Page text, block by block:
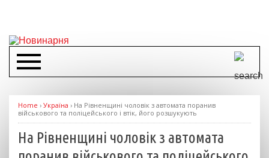
Home › Україна › На Рівненщині чоловік з автомата поранив
військового та поліцейського і втік, його розшукують
На Рівненщині чоловік з автомата